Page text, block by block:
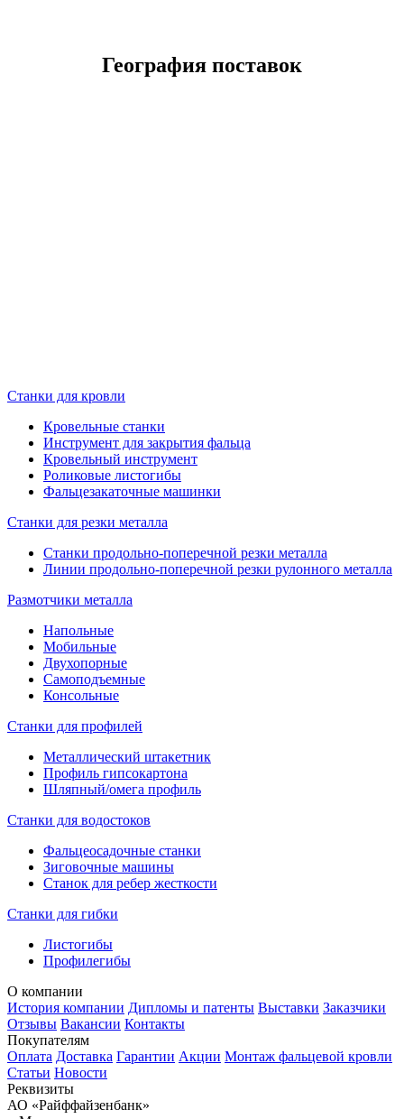
География поставок
Станки для кровли
Кровельные станки
Инструмент для закрытия фальца
Кровельный инструмент
Роликовые листогибы
Фальцезакаточные машинки
Станки для резки металла
Станки продольно-поперечной резки металла
Линии продольно-поперечной резки рулонного металла
Размотчики металла
Напольные
Мобильные
Двухопорные
Самоподъемные
Консольные
Станки для профилей
Металлический штакетник
Профиль гипсокартона
Шляпный/омега профиль
Станки для водостоков
Фальцеосадочные станки
Зиговочные машины
Станок для ребер жесткости
Станки для гибки
Листогибы
Профилегибы
О компании
История компании Дипломы и патенты Выставки Заказчики
Отзывы Вакансии Контакты
Покупателям
Оплата Доставка Гарантии Акции Монтаж фальцевой кровли
Статьи Новости
Реквизиты
АО «Райффайзенбанк»